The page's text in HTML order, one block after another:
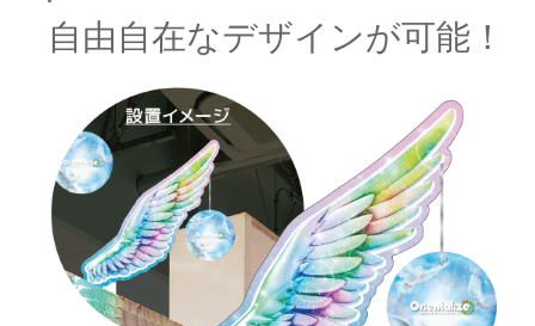
自由自在なデザインが可能！